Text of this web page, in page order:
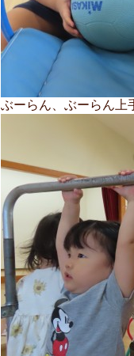
ぶーらん、ぶーらん上